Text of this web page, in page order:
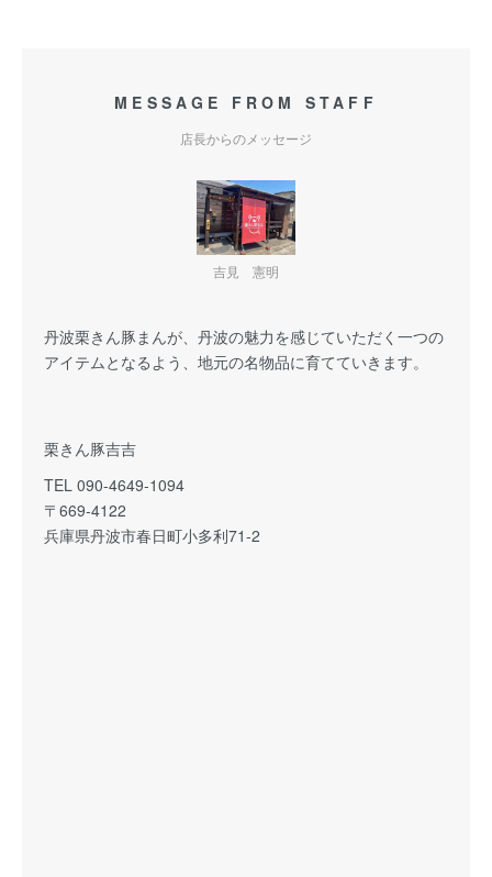
MESSAGE FROM STAFF
店長からのメッセージ
吉見 憲明
丹波栗きん豚まんが、丹波の魅力を感じていただく一つの
アイテムとなるよう、地元の名物品に育てていきます。
栗きん豚吉吉
TEL 090-4649-1094
〒669-4122
兵庫県丹波市春日町小多利71-2